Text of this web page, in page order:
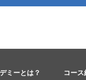
ミーとは？ コース